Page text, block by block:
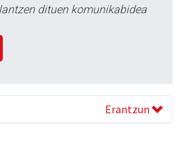
dituen komunikabidea
Erantzun